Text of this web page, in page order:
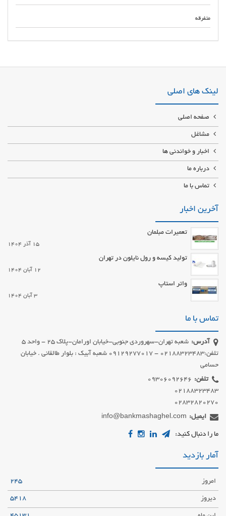
متفرقه
کاذب چناران مجری ساخت سقف شیبدار آلاچیق آردواز ویلا سازی چناران,محوطه
لینک های اصلی
صفحه اصلی
مشاغل
اخبار و خواندنی ها
درباره ما
تماس با ما
آخرین اخبار
تعمیرات مبلمان
15 آذر 1404
تولید کیسه و رول نایلون در تهران
12 آبان 1404
واتر استاپ
3 آبان 1404
تماس با ما
آدرس:
شعبه تهران-سهروردی جنوبی-خیابان اورامان-پلاک 25 - واحد 5
تلفن:02188323483 - 09129277017 شعبه آبیک : بلوار طالقانی . خیابان
حسامی
تلفن:
02832820270
ایمیل: info@bankmashaghel.com
ما را دنبال کنید:
آمار بازدید
امروز 245
دیروز 5418